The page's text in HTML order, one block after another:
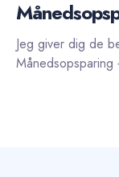
Jeg giver dig de